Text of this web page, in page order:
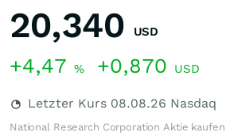
20,340 USD
+4,47 % +0,870 USD
Letzter Kurs 08.08.26 Nasdaq
National Research Corporation Aktie kaufen